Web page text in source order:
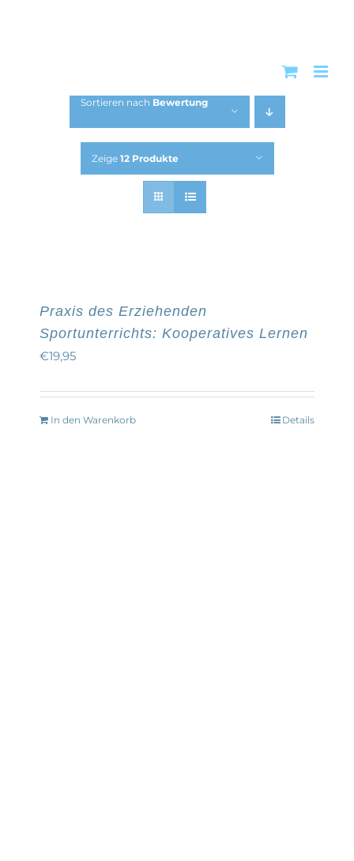
Sortieren nach Bewertung
Zeige 12 Produkte
Praxis des Erziehenden
Sportunterrichts: Kooperatives Lernen
€19,95
In den Warenkorb Details